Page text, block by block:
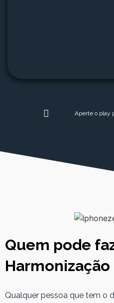
Aperte o play
Quem pode
Harmonização
Qualquer pessoa que tem o